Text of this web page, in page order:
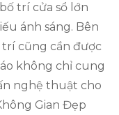
trí cửa sổ lớn
ánh sáng. Bên
trí cũng cần được
không chỉ cung
nghệ thuật cho
Gian Đẹp